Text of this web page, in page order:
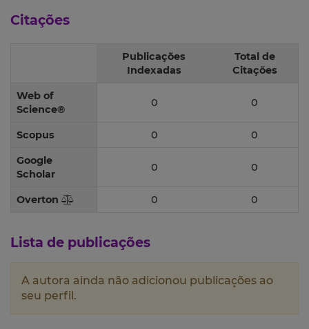
Citações
Publicações
Indexadas
Total de
Citações
Web of
Science®
0 0
Scopus 0 0
Google
Scholar
0 0
Overton 0 0
Lista de publicações
A autora ainda não adicionou publicações ao
seu perfil.